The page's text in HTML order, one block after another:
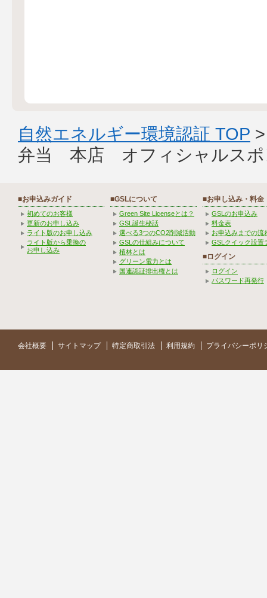
自然エネルギー環境認証 TOP
弁当 本店 オフィシャルスポ
■お申込みガイド
初めてのお客様
更新のお申し込み
ライト版のお申し込み
ライト版から乗換の
お申し込み
■GSLについて
Green Site Licenseとは？
GSL誕生秘話
選べる3つのCO2削減活動
GSLの仕組みについて
植林とは
グリーン電力とは
国連認証排出権とは
■お申し込み・料金
GSLのお申込み
料金表
お申込みまでの流
GSLクイック設置
■ログイン
ログイン
パスワード再発行
会社概要 サイトマップ 特定商取引法 利用規約 プライバシーポリ